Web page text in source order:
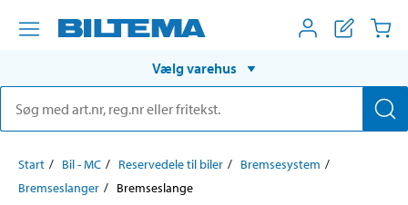
Vælg varehus
Start Bil - MC Reservedele til biler
Bremsesystem
Bremseslanger
Bremseslange